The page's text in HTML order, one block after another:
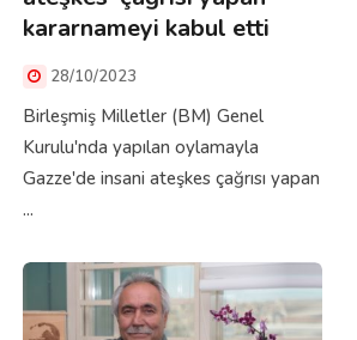
kararnameyi kabul etti
28/10/2023
Birleşmiş Milletler (BM) Genel
Kurulu'nda yapılan oylamayla
Gazze'de insani ateşkes çağrısı yapan
...